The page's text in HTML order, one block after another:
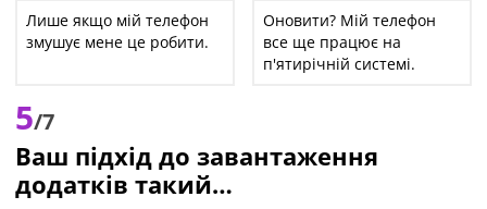
Лише якщо мій телефон
змушує мене це робити.
Оновити? Мій телефон
все ще працює на
п'ятирічній системі.
5/7
Ваш підхід до завантаження
додатків такий…